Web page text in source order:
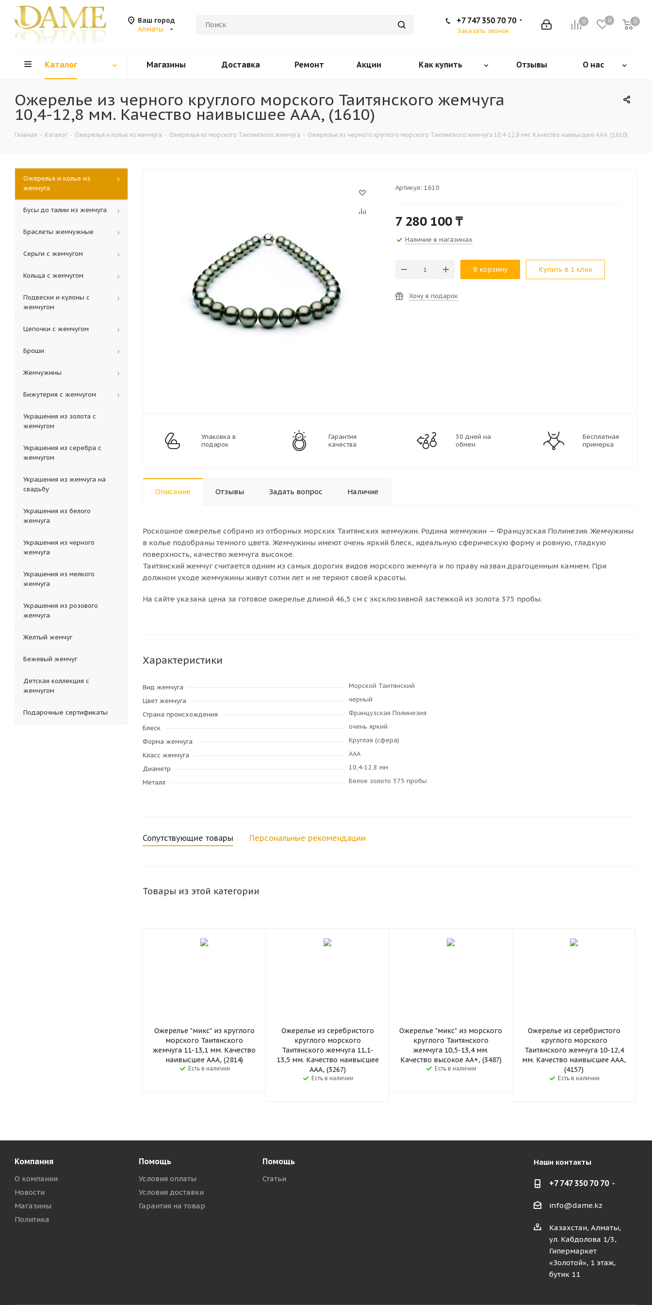
Ваш город
Алматы
0 0 0
+7 747 350 70 70
Заказать звонок
Каталог Магазины Доставка Ремонт Акции Как купить Отзывы О нас
Ожерелье из черного круглого морского Таитянского жемчуга
10,4-12,8 мм. Качество наивысшее ААА, (1610)
Главная - Каталог - Ожерелья и колье из жемчуга - Ожерелья из морского Таитянского жемчуга - Ожерелье из черного круглого морского Таитянского жемчуга 10,4-12,8 мм. Качество наивысшее ААА, (1610)
Артикул: 1610
7 280 100 ₸
Наличие в магазинах
В корзину Купить в 1 клик
Хочу в подарок
Упаковка в
подарок
Гарантия
качества
30 дней на
обмен
Бесплатная
примерка
Описание Отзывы Задать вопрос Наличие
Роскошное ожерелье собрано из отборных морских Таитянских жемчужин. Родина жемчужин — Французская Полинезия. Жемчужины
в колье подобраны темного цвета. Жемчужины имеют очень яркий блеск, идеальную сферическую форму и ровную, гладкую
поверхность, качество жемчуга высокое.
Таитянский жемчуг считается одним из самых дорогих видов морского жемчуга и по праву назван драгоценным камнем. При
должном уходе жемчужины живут сотни лет и не теряют своей красоты.
На сайте указана цена за готовое ожерелье длиной 46,5 см с эксклюзивной застежкой из золота 375 пробы.
Характеристики
Вид жемчуга
Морской Таитянский
Цвет жемчуга
черный
Страна происхождения
Французская Полинезия
Блеск
очень яркий
Форма жемчуга
Круглая (сфера)
Класс жемчуга
AAA
Диаметр
10,4-12,8 мм
Металл
Белое золото 375 пробы
Сопутствующие товары Персональные рекомендации
Товары из этой категории
Ожерелье "микс" из круглого
морского Таитянского
жемчуга 11-13,1 мм. Качество
наивысшее ААА, (2814)
Есть в наличии
Ожерелье из серебристого
круглого морского
Таитянского жемчуга 11,1-
13,5 мм. Качество наивысшее
ААА, (3267)
Есть в наличии
Ожерелье "микс" из морского
круглого Таитянского
жемчуга 10,5-13,4 мм.
Качество высокое АА+, (3487)
Есть в наличии
Ожерелье из серебристого
круглого морского
Таитянского жемчуга 10-12,4
мм. Качество наивысшее ААА,
(4157)
Есть в наличии
Ожерелья и колье из
жемчуга
Бусы до талии из жемчуга
Браслеты жемчужные
Серьги с жемчугом
Кольца c жемчугом
Подвески и кулоны с
жемчугом
Цепочки с жемчугом
Броши
Жемчужины
Бижутерия с жемчугом
Украшения из золота с
жемчугом
Украшения из серебра с
жемчугом
Украшения из жемчуга на
свадьбу
Украшения из белого
жемчуга
Украшения из черного
жемчуга
Украшения из мелкого
жемчуга
Украшения из розового
жемчуга
Желтый жемчуг
Бежевый жемчуг
Детская коллекция с
жемчугом
Подарочные сертификаты
Компания
О компании
Новости
Магазины
Политика
Помощь
Условия оплаты
Условия доставки
Гарантия на товар
Помощь
Статьи
Наши контакты
+7 747 350 70 70
info@dame.kz
Казахстан, Алматы,
ул. Кабдолова 1/3,
Гипермаркет
«Золотой», 1 этаж,
бутик 11